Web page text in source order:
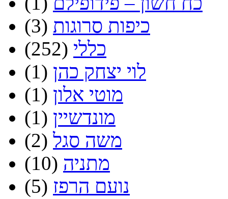
כיפות סרוגות (3)
כללי (252)
לוי יצחק כהן (1)
מוטי אלון (1)
מונדשיין (1)
משה סגל (2)
מתניה (10)
נועם הרפז (5)